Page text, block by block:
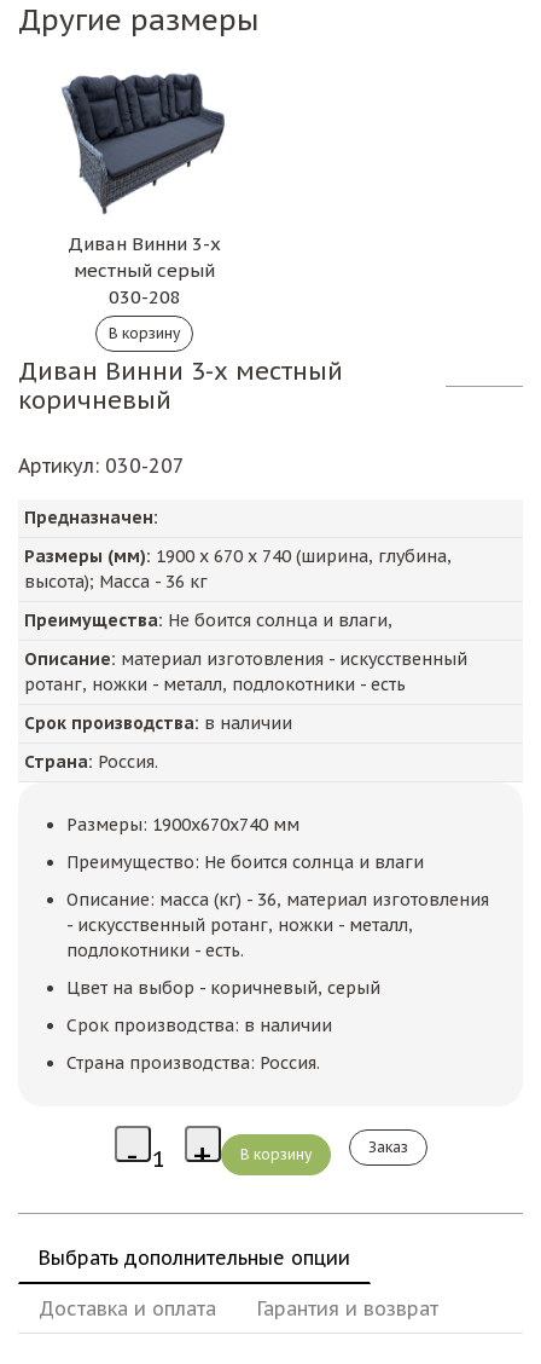
Другие размеры
Диван Винни 3-х
местный серый
030-208
Диван Винни 3-х местный
коричневый
Артикул: 030-207
Предназначен:
Размеры (мм): 1900 х 670 х 740 (ширина, глубина,
высота); Масса - 36 кг
Преимущества: Не боится солнца и влаги,
Описание: материал изготовления - искусственный
ротанг, ножки - металл, подлокотники - есть
Срок производства: в наличии
Страна: Россия.
Размеры: 1900x670x740 мм
Преимущество: Не боится солнца и влаги
Описание: масса (кг) - 36, материал изготовления
- искусственный ротанг, ножки - металл,
подлокотники - есть.
Цвет на выбор - коричневый, серый
Срок производства: в наличии
Страна производства: Россия.
Заказ
Выбрать дополнительные опции
Доставка и оплата Гарантия и возврат